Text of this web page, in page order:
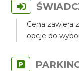
Cena zawiera
opcje do